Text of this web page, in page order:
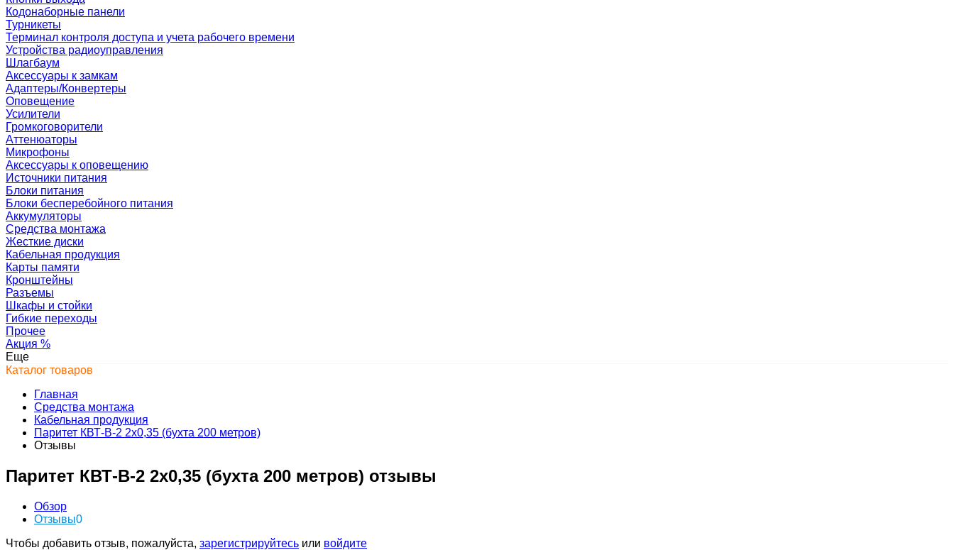
Кодонаборные панели
Турникеты
Терминал контроля доступа и учета рабочего времени
Устройства радиоуправления
Шлагбаум
Аксессуары к замкам
Адаптеры/Конвертеры
Оповещение
Усилители
Громкоговорители
Аттенюаторы
Микрофоны
Аксессуары к оповещению
Источники питания
Блоки питания
Блоки бесперебойного питания
Аккумуляторы
Средства монтажа
Жесткие диски
Кабельная продукция
Карты памяти
Кронштейны
Разъемы
Шкафы и стойки
Гибкие переходы
Прочее
Акция %
Еще
Каталог товаров
Главная
Средства монтажа
Кабельная продукция
Паритет КВТ-В-2 2х0,35 (бухта 200 метров)
Отзывы
Паритет КВТ-В-2 2х0,35 (бухта 200 метров) отзывы
Обзор
Отзывы0
Чтобы добавить отзыв, пожалуйста, зарегистрируйтесь или войдите